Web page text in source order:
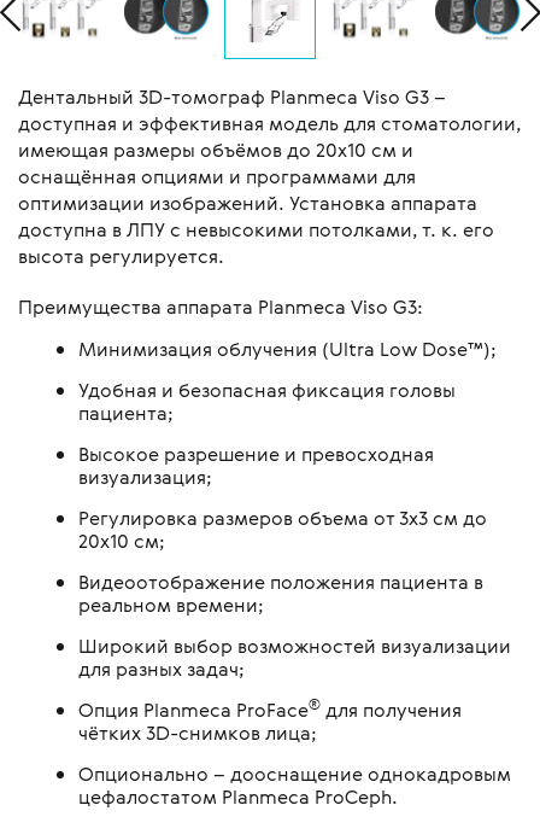
Дентальный 3D-томограф Planmeca Viso G3 –
доступная и эффективная модель для стоматологии,
имеющая размеры объёмов до 20х10 см и
оснащённая опциями и программами для
оптимизации изображений. Установка аппарата
доступна в ЛПУ с невысокими потолками, т. к. его
высота регулируется.
Преимущества аппарата Planmeca Viso G3:
Минимизация облучения (Ultra Low Dose™);
Удобная и безопасная фиксация головы
пациента;
Высокое разрешение и превосходная
визуализация;
Регулировка размеров объема от 3х3 см до
20х10 см;
Видеоотображение положения пациента в
реальном времени;
Широкий выбор возможностей визуализации
для разных задач;
Опция Planmeca ProFace® для получения
чётких 3D-снимков лица;
Опционально – дооснащение однокадровым
цефалостатом Planmeca ProCeph.